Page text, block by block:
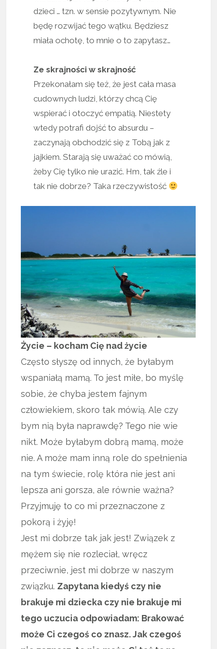
dzieci … tzn. w sensie pozytywnym. Nie
będę rozwijać tego wątku. Będziesz
miała ochotę, to mnie o to zapytasz…
Ze skrajności w skrajność
Przekonałam się też, że jest cała masa
cudownych ludzi, którzy chcą Cię
wspierać i otoczyć empatią. Niestety
wtedy potrafi dojść to absurdu –
zaczynają obchodzić się z Tobą jak z
jajkiem. Starają się uważać co mówią,
żeby Cię tylko nie urazić. Hm, tak źle i
tak nie dobrze? Taka rzeczywistość
Życie – kocham Cię nad życie
Często słyszę od innych, że byłabym
wspaniałą mamą. To jest miłe, bo myślę
sobie, że chyba jestem fajnym
człowiekiem, skoro tak mówią. Ale czy
bym nią była naprawdę? Tego nie wie
nikt. Może byłabym dobrą mamą, może
nie. A może mam inną role do spełnienia
na tym świecie, rolę która nie jest ani
lepsza ani gorsza, ale równie ważna?
Przyjmuję to co mi przeznaczone z
pokorą i żyję!
Jest mi dobrze tak jak jest! Związek z
mężem się nie rozleciał, wręcz
przeciwnie, jest mi dobrze w naszym
związku. Zapytana kiedyś czy nie
brakuje mi dziecka czy nie brakuje mi
tego uczucia odpowiadam: Brakować
może Ci czegoś co znasz. Jak czegoś